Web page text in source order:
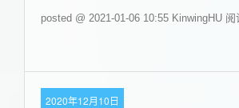
posted @ 2021-01-06 10:55 KinwingHU 阅
2020年12月10日